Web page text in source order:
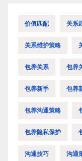
价值匹配 关系
关系维护策略
包养关系 包养
包养新手 包养
包养沟通策略
包养隐私保护
沟通技巧 沟通